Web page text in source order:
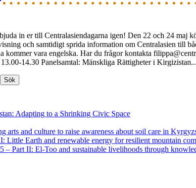
in er till Centralasiendagarna igen! Den 22 och 24
och samtidigt sprida information om Centralasien till
kommer vara engelska. Har du frågor kontakta
14.30 Panelsamtal: Mänskliga Rättigheter i Kirgizistan...
Adapting to a Shrinking Civic Space
arts and culture to raise awareness about soil care in
Little Earth and renewable energy for resilient mountain
– Part II: El-Too and sustainable livelihoods through